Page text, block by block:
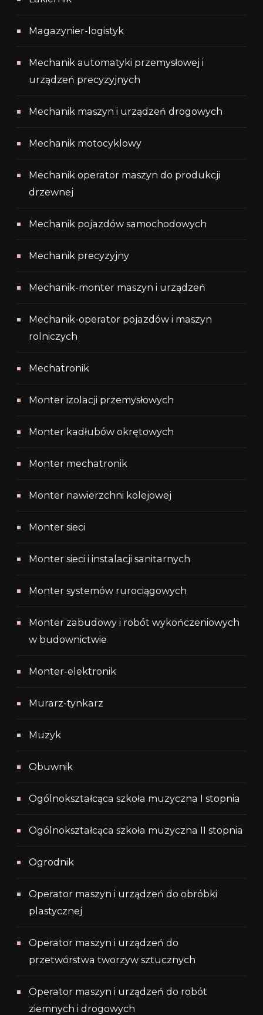
Magazynier-logistyk
Mechanik automatyki przemysłowej i
urządzeń precyzyjnych
Mechanik maszyn i urządzeń drogowych
Mechanik motocyklowy
Mechanik operator maszyn do produkcji
drzewnej
Mechanik pojazdów samochodowych
Mechanik precyzyjny
Mechanik-monter maszyn i urządzeń
Mechanik-operator pojazdów i maszyn
rolniczych
Mechatronik
Monter izolacji przemysłowych
Monter kadłubów okrętowych
Monter mechatronik
Monter nawierzchni kolejowej
Monter sieci
Monter sieci i instalacji sanitarnych
Monter systemów rurociągowych
Monter zabudowy i robót wykończeniowych
w budownictwie
Monter-elektronik
Murarz-tynkarz
Muzyk
Obuwnik
Ogólnokształcąca szkoła muzyczna I stopnia
Ogólnokształcąca szkoła muzyczna II stopnia
Ogrodnik
Operator maszyn i urządzeń do obróbki
plastycznej
Operator maszyn i urządzeń do
przetwórstwa tworzyw sztucznych
Operator maszyn i urządzeń do robót
ziemnych i drogowych